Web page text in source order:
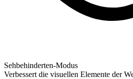
Sehbehinderten-Modus
Verbessert die visuellen Elemente der